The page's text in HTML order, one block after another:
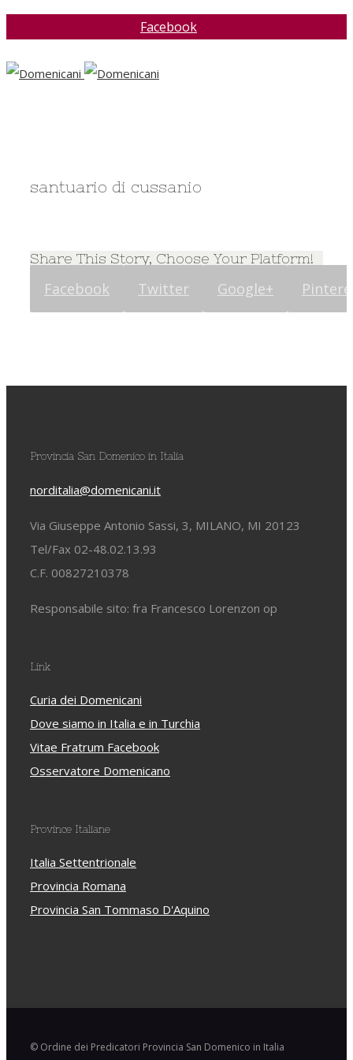
Facebook
santuario di cussanio
Share This Story, Choose Your Platform!
Facebook Twitter Google+
Provincia San Domenico in Italia
norditalia@domenicani.it
Via Giuseppe Antonio Sassi, 3, MILANO, MI 20123
Tel/Fax 02-48.02.13.93
C.F. 00827210378
Responsabile sito: fra Francesco Lorenzon op
Link
Curia dei Domenicani
Dove siamo in Italia e in Turchia
Vitae Fratrum Facebook
Osservatore Domenicano
Province Italiane
Italia Settentrionale
Provincia Romana
Provincia San Tommaso D'Aquino
© Ordine dei Predicatori Provincia San Domenico in Italia